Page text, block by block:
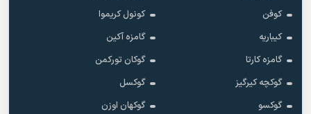
کوفن
کونول کریموا
کیباریه
گامزه آکین
گامزه کارتا
گوکان تورکمن
گوکچه کیرگیز
گوکسل
گوکسو
گوکهان اوزن